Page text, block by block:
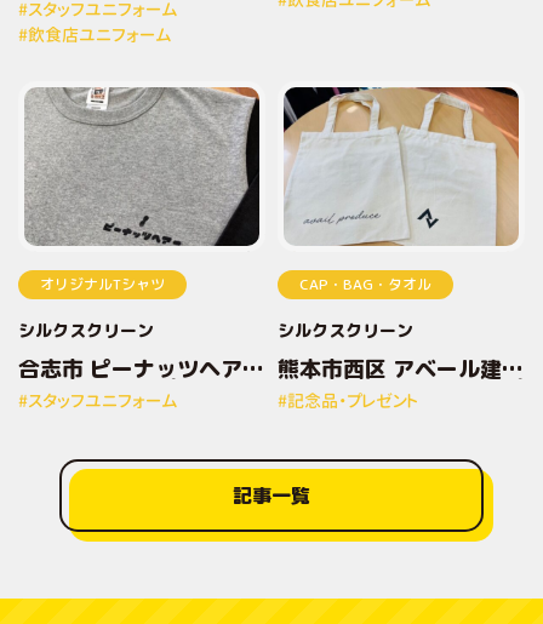
ルプリントTシャツ
#スタッフユニフォーム
#飲食店ユニフォーム
オリジナルTシャツ
シルクスクリーン
合志市 ピーナッツヘアー
様 オリジナルプリントT
シャツ
#スタッフユニフォーム
CAP・BAG・タオル
シルクスクリーン
熊本市西区 アベール建設
株式会社様 オリジナルプ
リントトートバッグ
#記念品・プレゼント
記事一覧